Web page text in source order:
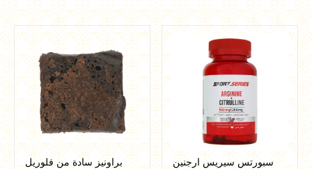
براونيز سادة من فلوريل
سبورتس سيريس ارجنين